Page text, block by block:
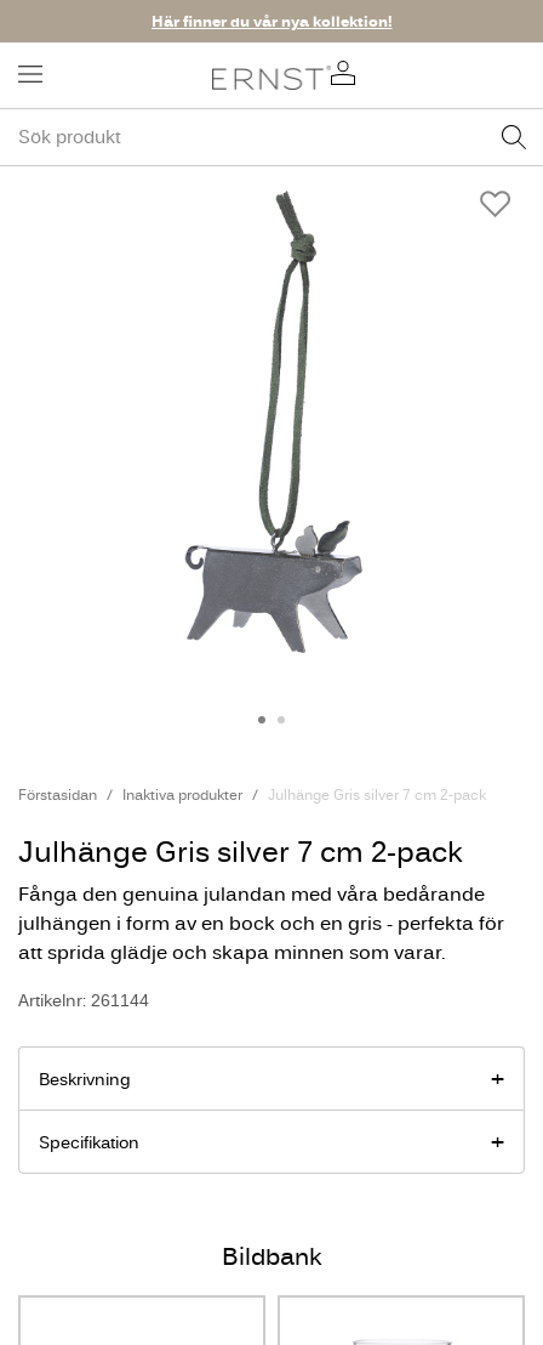
Här finner du vår nya kollektion!
Förstasidan Inaktiva produkter Julhänge Gris silver 7 cm 2-pack
Julhänge Gris silver 7 cm 2-pack
Fånga den genuina julandan med våra bedårande
julhängen i form av en bock och en gris - perfekta för
att sprida glädje och skapa minnen som varar.
Artikelnr: 261144
Beskrivning
Specifikation
Bildbank